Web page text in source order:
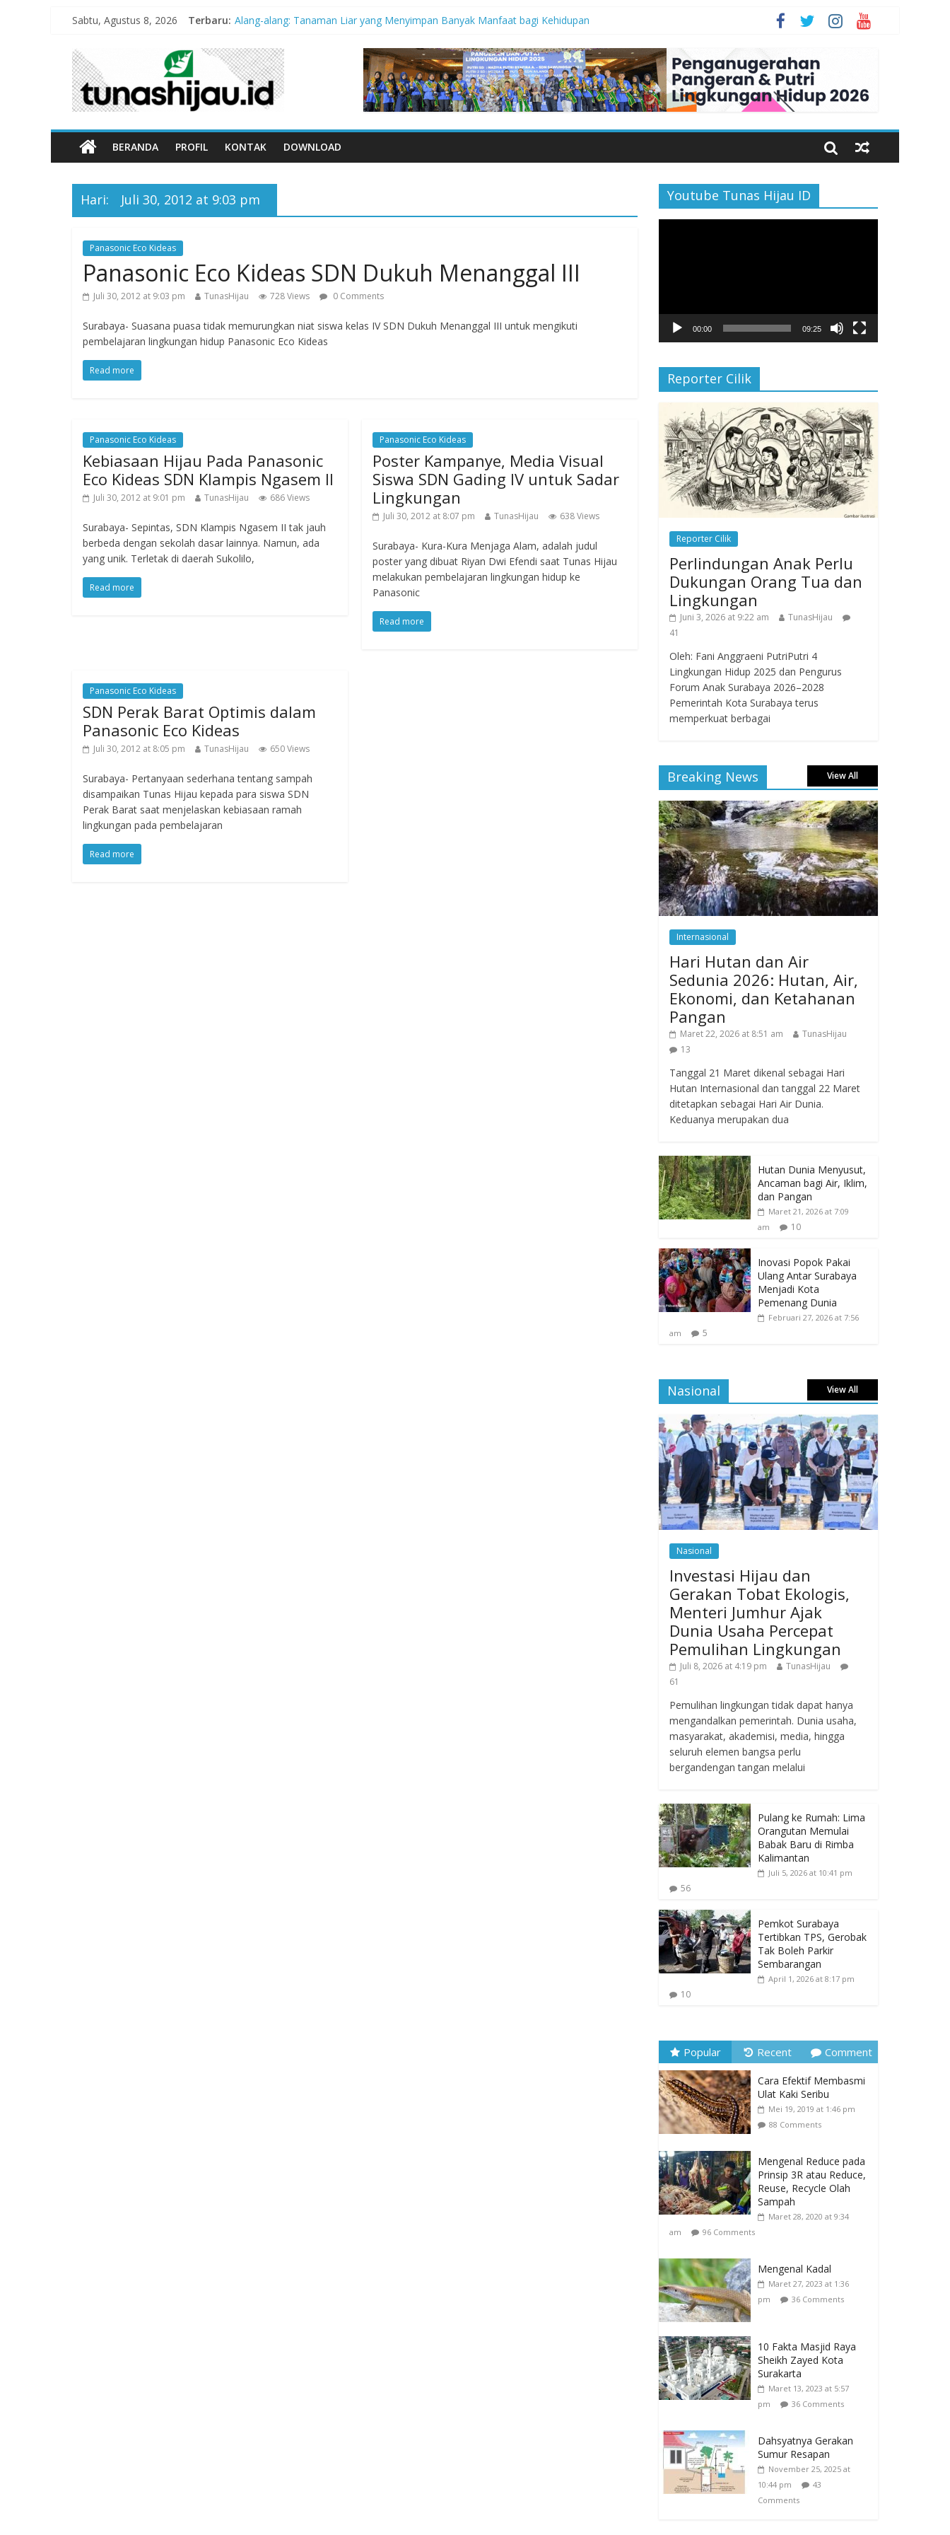
Sabtu, Agustus 8, 2026 Terbaru: Alang-alang: Tanaman Liar yang Menyimpan Banyak Manfaat bagi Kehidupan
Sekolah Aman Gempa
Hari Anak Nasional 2026: Memastikan Setiap Anak Indonesia Tumbuh Aman, Sehat, dan Bahagia
“Pengurangan Risiko Bencana Gempa” Webinar Nasional Seri#305, Sabtu 18 Juli 2026
BERANDA PROFIL KONTAK DOWNLOAD
Hari: Juli 30, 2012 at 9:03 pm
Panasonic Eco Kideas
Panasonic Eco Kideas SDN Dukuh Menanggal III
Juli 30, 2012 at 9:03 pm TunasHijau 728 Views 0 Comments
Surabaya- Suasana puasa tidak memurungkan niat siswa kelas IV SDN Dukuh Menanggal III untuk mengikuti
pembelajaran lingkungan hidup Panasonic Eco Kideas
Read more
Panasonic Eco Kideas
Kebiasaan Hijau Pada Panasonic
Eco Kideas SDN Klampis Ngasem II
Juli 30, 2012 at 9:01 pm TunasHijau 686 Views
Surabaya- Sepintas, SDN Klampis Ngasem II tak jauh
berbeda dengan sekolah dasar lainnya. Namun, ada
yang unik. Terletak di daerah Sukolilo,
Read more
Panasonic Eco Kideas
Poster Kampanye, Media Visual
Siswa SDN Gading IV untuk Sadar
Lingkungan
Juli 30, 2012 at 8:07 pm TunasHijau 638 Views
Surabaya- Kura-Kura Menjaga Alam, adalah judul
poster yang dibuat Riyan Dwi Efendi saat Tunas Hijau
melakukan pembelajaran lingkungan hidup ke
Panasonic
Read more
Panasonic Eco Kideas
SDN Perak Barat Optimis dalam
Panasonic Eco Kideas
Juli 30, 2012 at 8:05 pm TunasHijau 650 Views
Surabaya- Pertanyaan sederhana tentang sampah
disampaikan Tunas Hijau kepada para siswa SDN
Perak Barat saat menjelaskan kebiasaan ramah
lingkungan pada pembelajaran
Read more
Youtube Tunas Hijau ID
00:00 09:25
Reporter Cilik
Reporter Cilik
Perlindungan Anak Perlu
Dukungan Orang Tua dan
Lingkungan
Juni 3, 2026 at 9:22 am
TunasHijau
41
Oleh: Fani Anggraeni PutriPutri 4
Lingkungan Hidup 2025 dan Pengurus
Forum Anak Surabaya 2026–2028
Pemerintah Kota Surabaya terus
memperkuat berbagai
Breaking News View All
Internasional
Hari Hutan dan Air
Sedunia 2026: Hutan, Air,
Ekonomi, dan Ketahanan
Pangan
Maret 22, 2026 at 8:51 am
TunasHijau
13
Tanggal 21 Maret dikenal sebagai Hari
Hutan Internasional dan tanggal 22 Maret
ditetapkan sebagai Hari Air Dunia.
Keduanya merupakan dua
Hutan Dunia Menyusut,
Ancaman bagi Air, Iklim,
dan Pangan
Maret 21, 2026 at 7:09
am
10
Inovasi Popok Pakai
Ulang Antar Surabaya
Menjadi Kota
Pemenang Dunia
Februari 27, 2026 at 7:56
am
5
Nasional View All
Nasional
Investasi Hijau dan
Gerakan Tobat Ekologis,
Menteri Jumhur Ajak
Dunia Usaha Percepat
Pemulihan Lingkungan
Juli 8, 2026 at 4:19 pm
TunasHijau
61
Pemulihan lingkungan tidak dapat hanya
mengandalkan pemerintah. Dunia usaha,
masyarakat, akademisi, media, hingga
seluruh elemen bangsa perlu
bergandengan tangan melalui
Pulang ke Rumah: Lima
Orangutan Memulai
Babak Baru di Rimba
Kalimantan
Juli 5, 2026 at 10:41 pm
56
Pemkot Surabaya
Tertibkan TPS, Gerobak
Tak Boleh Parkir
Sembarangan
April 1, 2026 at 8:17 pm
10
Popular Recent Comment
Cara Efektif Membasmi
Ulat Kaki Seribu
Mei 19, 2019 at 1:46 pm
88 Comments
Mengenal Reduce pada
Prinsip 3R atau Reduce,
Reuse, Recycle Olah
Sampah
Maret 28, 2020 at 9:34
am
96 Comments
Mengenal Kadal
Maret 27, 2023 at 1:36
pm
36 Comments
10 Fakta Masjid Raya
Sheikh Zayed Kota
Surakarta
Maret 13, 2023 at 5:57
pm
36 Comments
Dahsyatnya Gerakan
Sumur Resapan
November 25, 2025 at
10:44 pm
43
Comments